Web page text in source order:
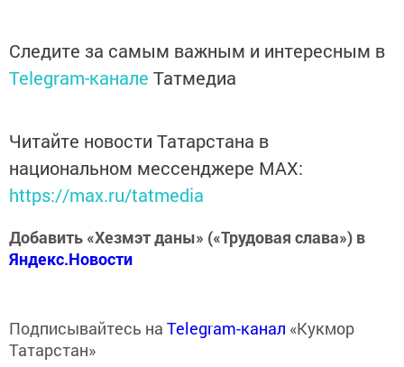
Следите за самым важным и интересным в
Telegram-канале Татмедиа
Читайте новости Татарстана в
национальном мессенджере MАХ:
https://max.ru/tatmedia
Добавить «Хезмэт даны» («Трудовая слава») в
Яндекс.Новости
Подписывайтесь на Telegram-канал «Кукмор
Татарстан»